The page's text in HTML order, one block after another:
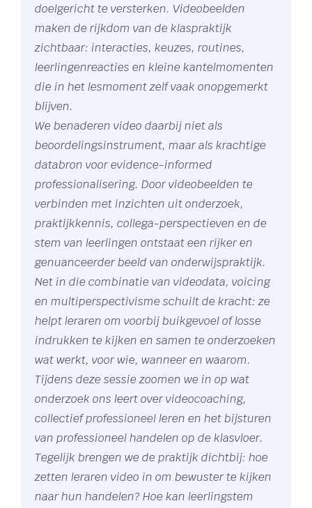
doelgericht te versterken. Videobeelden
maken de rijkdom van de klaspraktijk
zichtbaar: interacties, keuzes, routines,
leerlingenreacties en kleine kantelmomenten
die in het lesmoment zelf vaak onopgemerkt
blijven.
We benaderen video daarbij niet als
beoordelingsinstrument, maar als krachtige
databron voor evidence-informed
professionalisering. Door videobeelden te
verbinden met inzichten uit onderzoek,
praktijkkennis, collega-perspectieven en de
stem van leerlingen ontstaat een rijker en
genuanceerder beeld van onderwijspraktijk.
Net in die combinatie van videodata, voicing
en multiperspectivisme schuilt de kracht: ze
helpt leraren om voorbij buikgevoel of losse
indrukken te kijken en samen te onderzoeken
wat werkt, voor wie, wanneer en waarom.
Tijdens deze sessie zoomen we in op wat
onderzoek ons leert over videocoaching,
collectief professioneel leren en het bijsturen
van professioneel handelen op de klasvloer.
Tegelijk brengen we de praktijk dichtbij: hoe
zetten leraren video in om bewuster te kijken
naar hun handelen? Hoe kan leerlingstem